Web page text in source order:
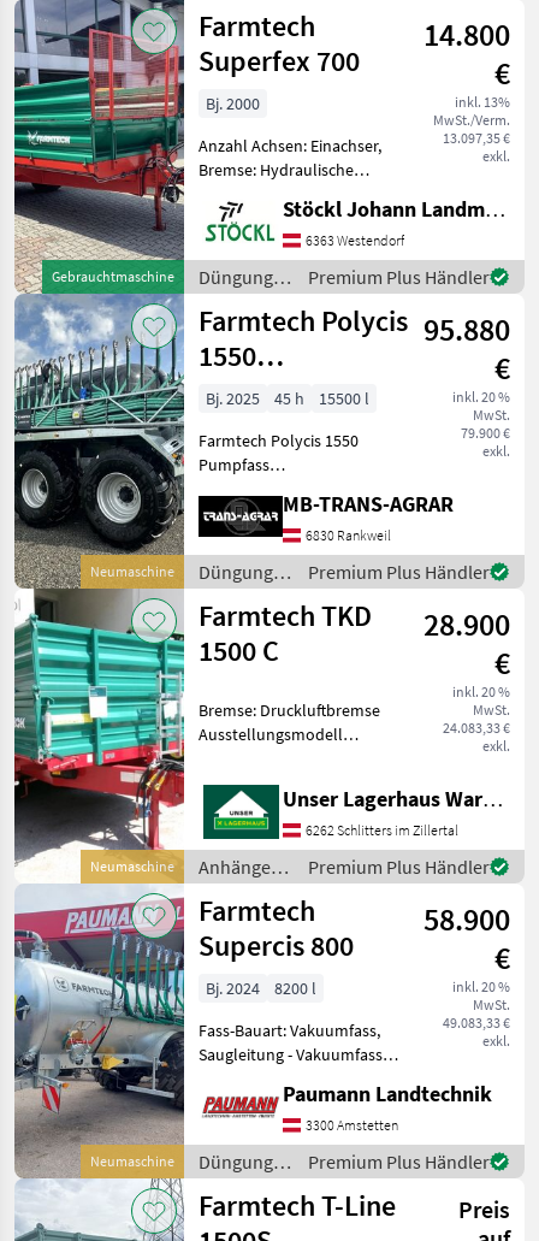
und
Beregnung
/ Farmtech
Gebrauchtmaschine
Farmtech
Superfex 700
14.800
€
inkl. 13%
MwSt./Verm.
13.097,35 €
exkl.
Bj. 2000
Anzahl Achsen: Einachser,
Bremse: Hydraulische
Vorschub Farmtech
Miststreuer mit 4 stehende
Walzen, hydr.
Kratzbodenantrieb, hydr.
Stauschieber,
Stöckl Johann Landmaschinen GesmbH & Co KG
6363 Westendorf
Düngung
und
Beregnung
/ Farmtech
Premium Plus Händler
Neumaschine
Farmtech Polycis
1550
Schleppschuhfass
Sonderpreis A
95.880
€
inkl. 20 %
MwSt.
79.900 €
exkl.
Bj. 2025 45 h
15500 l
Farmtech Polycis 1550
Pumpfass
Technische daten
(serienmässig): -
Fassungsvermögen [l]:
15500 - Fasskörper (DM x
Länge) [mm]: 2050 x 5050 -
Wa
MB-TRANS-AGRAR
6830 Rankweil
Düngung
und
Beregnung
/ Farmtech
Premium Plus Händler
Neumaschine
Farmtech TKD
1500 C
28.900
€
inkl. 20 %
MwSt.
24.083,33 €
exkl.
Bremse: Druckluftbremse
Ausstellungsmodell
Unser Lagerhaus Warenhandelsges.m.b.H.
6262 Schlitters im Zillertal
Anhänger /
Farmtech
Premium Plus Händler
Neumaschine
Farmtech
Supercis 800
58.900
€
inkl. 20 %
MwSt.
49.083,33 €
exkl.
Bj. 2024
8200 l
Fass-Bauart: Vakuumfass,
Saugleitung - Vakuumfass
Fassungsvermögen -
Vollverzinkter Fasskörper
mit Wandstärke 5 mm -
Radausschnitt für
Breitbereifun
Paumann Landtechnik
3300 Amstetten
Düngung
und
Beregnung
/ Farmtech
Premium Plus Händler
Farmtech T-Line
Preis